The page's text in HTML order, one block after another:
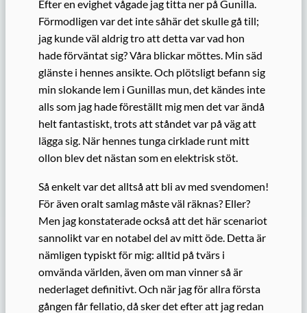
Efter en evighet vågade jag titta ner på Gunilla.
Förmodligen var det inte såhär det skulle gå till;
jag kunde väl aldrig tro att detta var vad hon
hade förväntat sig? Våra blickar möttes. Min säd
glänste i hennes ansikte. Och plötsligt befann sig
min slokande lem i Gunillas mun, det kändes inte
alls som jag hade föreställt mig men det var ändå
helt fantastiskt, trots att ståndet var på väg att
lägga sig. När hennes tunga cirklade runt mitt
ollon blev det nästan som en elektrisk stöt.
Så enkelt var det alltså att bli av med svendomen!
För även oralt samlag måste väl räknas? Eller?
Men jag konstaterade också att det här scenariot
sannolikt var en notabel del av mitt öde. Detta är
nämligen typiskt för mig: alltid på tvärs i
omvända världen, även om man vinner så är
nederlaget definitivt. Och när jag för allra första
gången får fellatio, då sker det efter att jag redan